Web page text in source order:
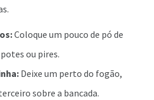
Coloque um pouco de pó de
ou pires.
Deixe um perto do fogão,
sobre a bancada.